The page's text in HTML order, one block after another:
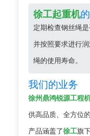
徐工起重机
定期检查钢丝绳
并按照要求进行
绳的使用寿命。
我们的业务
徐州鼎鸿锐源工程
供高品质、全方位的
产品涵盖了徐工旗